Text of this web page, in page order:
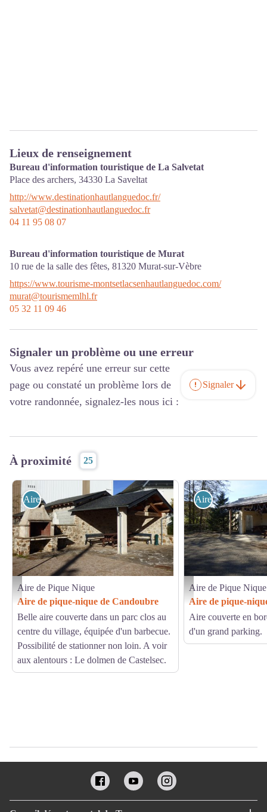
Lieux de renseignement
Bureau d'information touristique de La Salvetat
Place des archers, 34330 La Saveltat
http://www.destinationhautlanguedoc.fr/
salvetat@destinationhautlanguedoc.fr
04 11 95 08 07
Bureau d'information touristique de Murat
10 rue de la salle des fêtes, 81320 Murat-sur-Vèbre
https://www.tourisme-montsetlacsenhautlanguedoc.com/
murat@tourismemlhl.fr
05 32 11 09 46
Signaler un problème ou une erreur
Vous avez repéré une erreur sur cette
page ou constaté un problème lors de
votre randonnée, signalez-les nous ici :
Signaler
À proximité 25
Vue d'ensemble - Antoine Leblic
Aire de Pique Nique
Aire de Pique Nique
Aire de pique-nique de Candoubre
Belle aire couverte dans un parc clos au
centre du village, équipée d'un barbecue.
Possibilité de stationner non loin. A voir
aux alentours : Le dolmen de Castelsec.
Vue d'ensemble - Antoine
Aire de Pique
Aire de Pique Nique
Aire de pique-
Aire couverte en
d'un grand parking.